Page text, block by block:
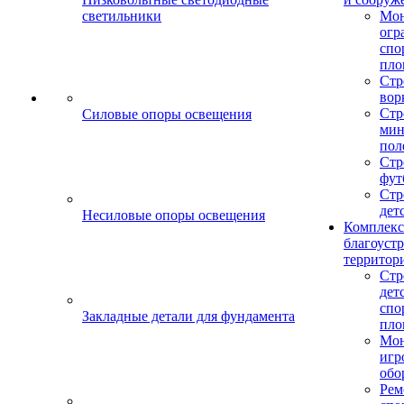
светильники
Силовые опоры освещения
Несиловые опоры освещения
Закладные детали для фундамента